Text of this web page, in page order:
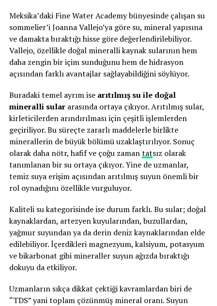
Meksika’daki Fine Water Academy bünyesinde çalışan su
sommelier’i Joanna Vallejo’ya göre su, mineral yapısına
ve damakta bıraktığı hisse göre değerlendirilebiliyor.
Vallejo, özellikle doğal mineralli kaynak sularının hem
daha zengin bir içim sunduğunu hem de hidrasyon
açısından farklı avantajlar sağlayabildiğini söylüyor.
Buradaki temel ayrım ise arıtılmış su ile doğal
mineralli sulararasında ortaya çıkıyor. Arıtılmış sular,
kirleticilerden arındırılması için çeşitli işlemlerden
geçiriliyor. Bu süreçte zararlı maddelerle birlikte
minerallerin de büyük bölümü uzaklaştırılıyor. Sonuç
olarak daha nötr, hafif ve çoğu zamantatsız olarak
tanımlanan bir su ortaya çıkıyor. Yine de uzmanlar,
temiz suya erişim açısından arıtılmış suyun önemli bir
rol oynadığını özellikle vurguluyor.
Kaliteli su kategorisinde ise durum farklı. Bu sular; doğal
kaynaklardan, artezyen kuyularından, buzullardan,
yağmur suyundan ya da derin deniz kaynaklarından elde
edilebiliyor. İçerdikleri magnezyum, kalsiyum, potasyum
ve bikarbonat gibi mineraller suyun ağızda bıraktığı
dokuyu da etkiliyor.
Uzmanların sıkça dikkat çektiği kavramlardan biri de
“TDS” yani toplam çözünmüş mineral oranı. Suyun